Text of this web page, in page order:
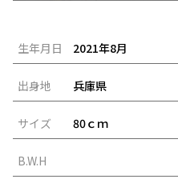
生年月日 2021年8月
出身地 兵庫県
サイズ 80ｃｍ
B.W.H